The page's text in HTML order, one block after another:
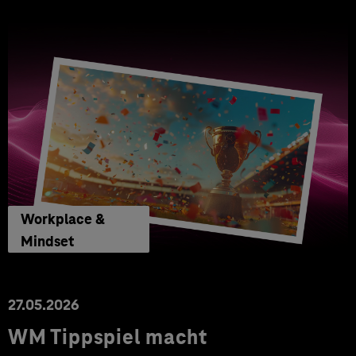
Workplace &
Mindset
27.05.2026
WM Tippspiel macht